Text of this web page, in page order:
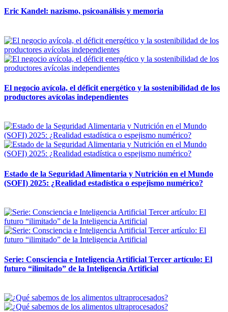
Eric Kandel: nazismo, psicoanálisis y memoria
El negocio avícola, el déficit energético y la sostenibilidad de los
productores avícolas independientes
Estado de la Seguridad Alimentaria y Nutrición en el Mundo
(SOFI) 2025: ¿Realidad estadística o espejismo numérico?
Serie: Consciencia e Inteligencia Artificial Tercer artículo: El
futuro “ilimitado” de la Inteligencia Artificial